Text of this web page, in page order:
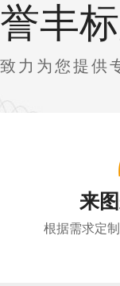
誉丰
致力为您提供
来
根据需求定